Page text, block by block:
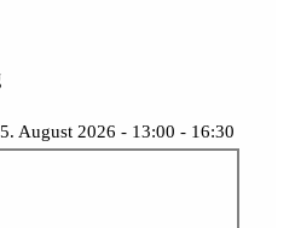
August 2026 - 13:00 - 16:30